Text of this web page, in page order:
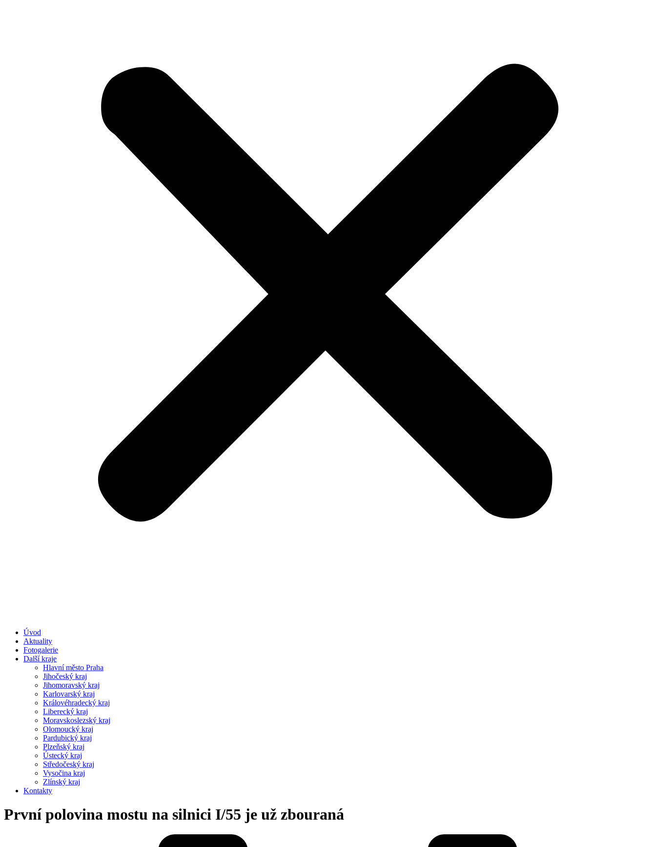
Úvod
Aktuality
Fotogalerie
Další kraje
Hlavní město Praha
Jihočeský kraj
Jihomoravský kraj
Karlovarský kraj
Královéhradecký kraj
Liberecký kraj
Moravskoslezský kraj
Olomoucký kraj
Pardubický kraj
Plzeňský kraj
Ústecký kraj
Středočeský kraj
Vysočina kraj
Zlínský kraj
Kontakty
První polovina mostu na silnici I/55 je už zbouraná